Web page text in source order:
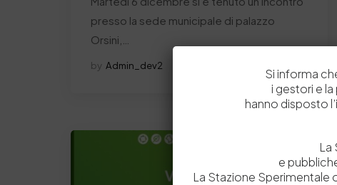
presso la sede municipale di palazzo
Orsini,…
by Admin_dev2
Si informa
i gestori e
hanno disposto
La
e
La Stazione Sperimentale